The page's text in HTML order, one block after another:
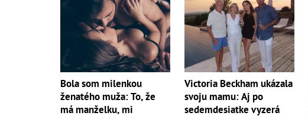
Bola som milenkou
ženatého muža: To, že
má manželku, mi
Victoria Beckham ukázala
svoju mamu: Aj po
sedemdesiatke vyzerá